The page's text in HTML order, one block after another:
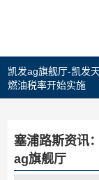
凯发ag旗舰厅-凯发
燃油税率开始实施
塞浦路斯资讯
ag旗舰厅